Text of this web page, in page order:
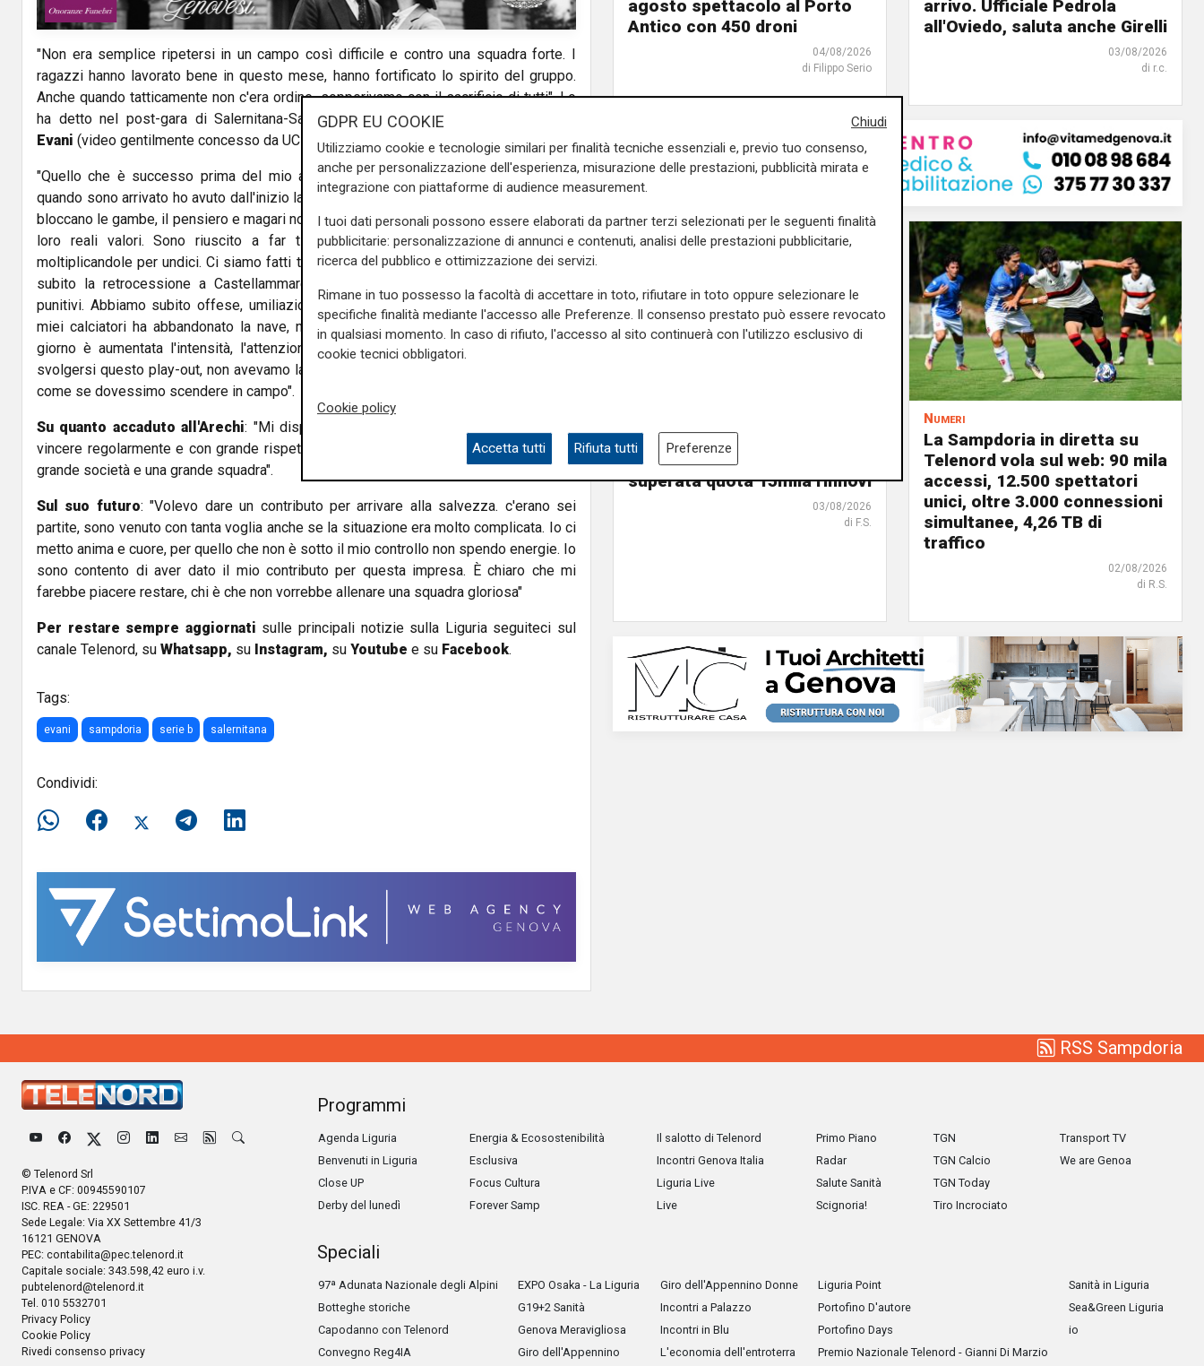
"Non era semplice ripetersi in un campo così difficile e contro una squadra forte. I
ragazzi hanno lavorato bene in questo mese, hanno fortificato lo spirito del gruppo.
Anche quando tatticamente non c'era ordine, sopperivamo con il sacrificio di tutti". Lo
ha detto nel post-gara di Salernitana-Sampdoria il tecnico blucerchiato
Evani (video gentilmente concesso da UC Sampdoria).
"Quello che è successo prima del mio arrivo non lo commento, devo dire che da
quando sono arrivato ho avuto dall'inizio la disponibilità del gruppo. Si sa che le paure
bloccano le gambe, il pensiero e magari non riuscivano a rendere per quelli che erano i
loro reali valori. Sono riuscito a far tirare fuori ad ognuno di loro le qualità,
moltiplicandole per undici. Ci siamo fatti trovare pronti al momento giusto. Dopo aver
subito la retrocessione a Castellammare, avevamo organizzato degli allenamenti
punitivi. Abbiamo subito offese, umiliazioni. Ce le siamo meritate. Ma nessuno dei
miei calciatori ha abbandonato la nave, nel senso che paradossalmente dopo quel
giorno è aumentata l'intensità, l'attenzione. Poi ci è arrivata la notizia che poteva
svolgersi questo play-out, non avevamo la certezza ma abbiamo iniziato a prepararla
come se dovessimo scendere in campo".
Su quanto accaduto all'Arechi: "Mi dispiace che la partita non sia finita, mi piace
vincere regolarmente e con grande rispetto. Ho rispetto per la Salernitana che è una
grande società e una grande squadra".
Sul suo futuro: "Volevo dare un contributo per arrivare alla salvezza. c'erano sei
partite, sono venuto con tanta voglia anche se la situazione era molto complicata. Io ci
metto anima e cuore, per quello che non è sotto il mio controllo non spendo energie. Io
sono contento di aver dato il mio contributo per questa impresa. È chiaro che mi
farebbe piacere restare, chi è che non vorrebbe allenare una squadra gloriosa"
Per restare sempre aggiornati sulle principali notizie sulla Liguria seguiteci sul
canale Telenord, su Whatsapp, su Instagram, su Youtube e su Facebook.
Tags:
evani sampdoria serie b salernitana
Condividi:
agosto spettacolo al Porto
Antico con 450 droni
04/08/2026
di Filippo Serio
arrivo. Ufficiale Pedrola
all'Oviedo, saluta anche Girelli
03/08/2026
di r.c.
Sampdoria, campagna
abbonamenti a gonfie vele:
superata quota 15mila rinnovi
03/08/2026
di F.S.
Numeri
La Sampdoria in diretta su
Telenord vola sul web: 90 mila
accessi, 12.500 spettatori
unici, oltre 3.000 connessioni
simultanee, 4,26 TB di
traffico
02/08/2026
di R.S.
RSS Sampdoria
© Telenord Srl
P.IVA e CF: 00945590107
ISC. REA - GE: 229501
Sede Legale: Via XX Settembre 41/3
16121 GENOVA
PEC: contabilita@pec.telenord.it
Capitale sociale: 343.598,42 euro i.v.
pubtelenord@telenord.it
Tel. 010 5532701
Privacy Policy
Cookie Policy
Rivedi consenso privacy
Programmi
Agenda Liguria
Benvenuti in Liguria
Close UP
Derby del lunedì
Energia & Ecosostenibilità
Esclusiva
Focus Cultura
Forever Samp
Il salotto di Telenord
Incontri Genova Italia
Liguria Live
Live
Primo Piano
Radar
Salute Sanità
Scignoria!
TGN
TGN Calcio
TGN Today
Tiro Incrociato
Transport TV
We are Genoa
Speciali
97ª Adunata Nazionale degli Alpini
Botteghe storiche
Capodanno con Telenord
Convegno Reg4IA
EXPO Osaka - La Liguria
G19+2 Sanità
Genova Meravigliosa
Giro dell'Appennino
Giro dell'Appennino Donne
Incontri a Palazzo
Incontri in Blu
L'economia dell'entroterra
Liguria Point
Portofino D'autore
Portofino Days
Premio Nazionale Telenord - Gianni Di Marzio
Sanità in Liguria
Sea&Green Liguria
io
Chiudi
GDPR EU COOKIE
Utilizziamo cookie e tecnologie similari per finalità tecniche essenziali e, previo tuo consenso,
anche per personalizzazione dell'esperienza, misurazione delle prestazioni, pubblicità mirata e
integrazione con piattaforme di audience measurement.
I tuoi dati personali possono essere elaborati da partner terzi selezionati per le seguenti finalità
pubblicitarie: personalizzazione di annunci e contenuti, analisi delle prestazioni pubblicitarie,
ricerca del pubblico e ottimizzazione dei servizi.
Rimane in tuo possesso la facoltà di accettare in toto, rifiutare in toto oppure selezionare le
specifiche finalità mediante l'accesso alle Preferenze. Il consenso prestato può essere revocato
in qualsiasi momento. In caso di rifiuto, l'accesso al sito continuerà con l'utilizzo esclusivo di
cookie tecnici obbligatori.
Cookie policy
Accetta tutti Rifiuta tutti Preferenze